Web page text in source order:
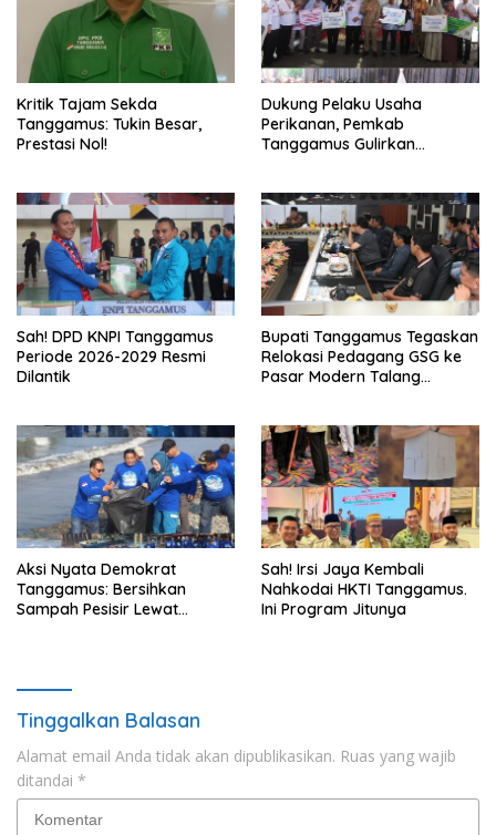
Kritik Tajam Sekda
Tanggamus: Tukin Besar,
Prestasi Nol!
Dukung Pelaku Usaha
Perikanan, Pemkab
Tanggamus Gulirkan
Sah! DPD KNPI Tanggamus
Periode 2026-2029 Resmi
Dilantik
Bupati Tanggamus Tegaskan
Relokasi Pedagang GSG ke
Pasar Modern Talang
Aksi Nyata Demokrat
Tanggamus: Bersihkan
Sampah Pesisir Lewat
Sah! Irsi Jaya Kembali
Nahkodai HKTI Tanggamus.
Ini Program Jitunya
Tinggalkan Balasan
Alamat email Anda tidak akan dipublikasikan. Ruas yang wajib
ditandai *